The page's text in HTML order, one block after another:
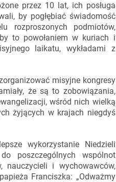
przez 10 lat, ich posługa
by pogłębiać świadomość
rozproszonych podmiotów,
to powołaniem w kuriach i
laikatu, wykładami z
misyjne kongresy
że są to zobowiązania,
wśród nich wielką
żyjących w krajach niegdyś
wykorzystanie Niedzieli
poszczególnych wspólnot
nauczycieli i wychowawców,
Franciszka: „Odważmy